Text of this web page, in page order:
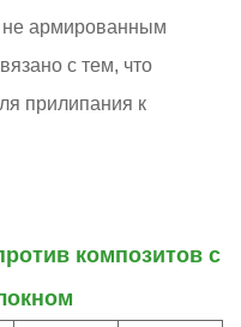
не армированным
с тем, что
прилипания к
композитов с